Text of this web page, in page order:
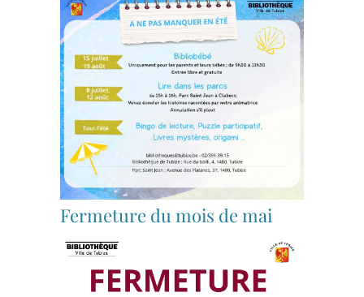
Fermeture du mois de mai